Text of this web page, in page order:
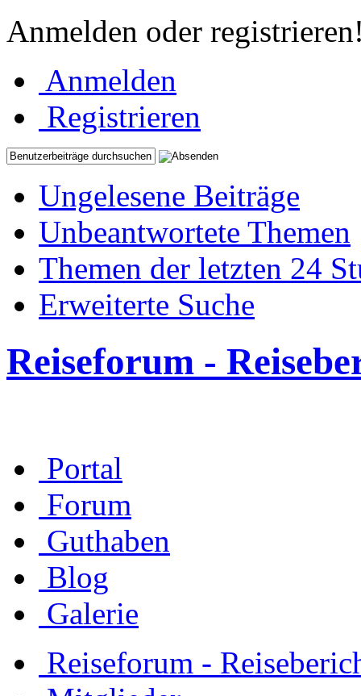
Anmelden oder
Anmelden
Registrieren
Ungelesene Beiträge
Unbeantwortete Themen
Themen der letzten 24
Erweiterte Suche
Reiseforum -
Portal
Forum
Guthaben
Blog
Galerie
Reiseforum -